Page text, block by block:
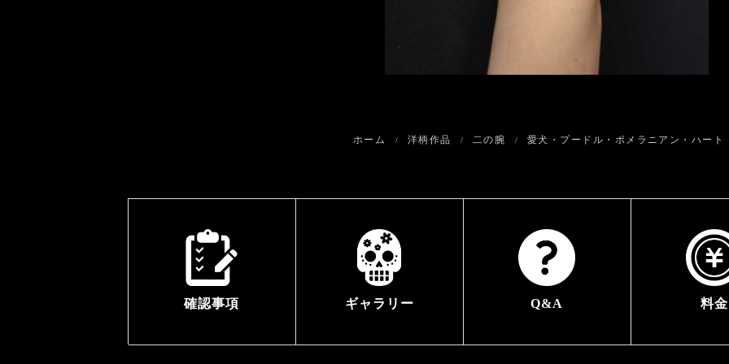
ホーム 洋柄作品 二の腕 愛犬・プードル・ポメラニアン・ハート
確認事項 ギャラリー Q&A 料金